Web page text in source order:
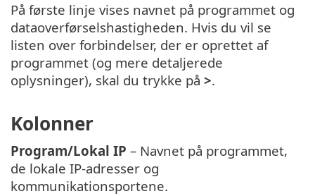
På første linje vises navnet på programmet og
dataoverførselshastigheden. Hvis du vil se
listen over forbindelser, der er oprettet af
programmet (og mere detaljerede
oplysninger), skal du trykke på >.
Kolonner
Program/Lokal IP – Navnet på programmet,
de lokale IP-adresser og
kommunikationsportene.